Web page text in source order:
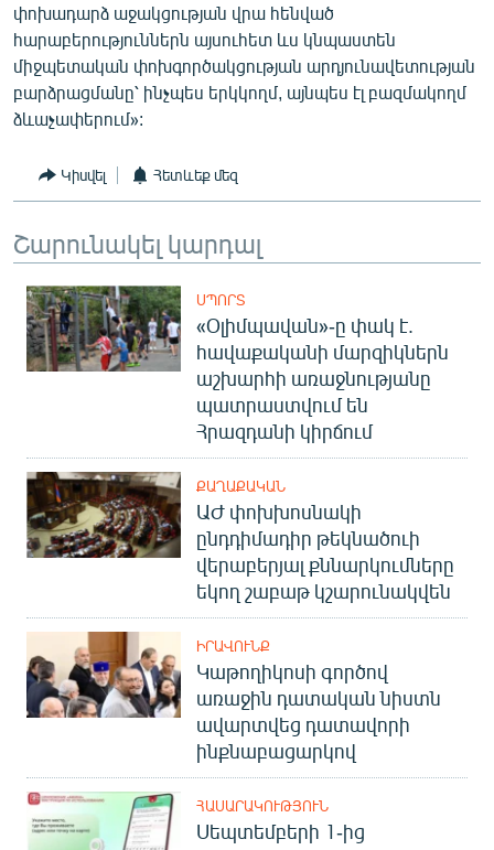
«Ազատության» բոլոր կայքերը
փոխադարձ աջակցության վրա հենված
հարաբերություններն այսուհետ ևս կնպաստեն
միջպետական փոխգործակցության արդյունավետության
բարձրացմանը՝ ինչպես երկկողմ, այնպես էլ բազմակողմ
ձևաչափերում»:
Կիսվել Հետևեք մեզ
Շարունակել կարդալ
ՍՊՈՐՏ
«Օլիմպավան»-ը փակ է.
հավաքականի մարզիկներն
աշխարհի առաջնությանը
պատրաստվում են
Հրազդանի կիրճում
ՔԱՂԱՔԱԿԱՆ
ԱԺ փոխխոսնակի
ընդդիմադիր թեկնածուի
վերաբերյալ քննարկումները
եկող շաբաթ կշարունակվեն
ԻՐԱՎՈՒՆՔ
Կաթողիկոսի գործով
առաջին դատական նիստն
ավարտվեց դատավորի
ինքնաբացարկով
ՀԱՍԱՐԱԿՈՒԹՅՈՒՆ
Սեպտեմբերի 1-ից